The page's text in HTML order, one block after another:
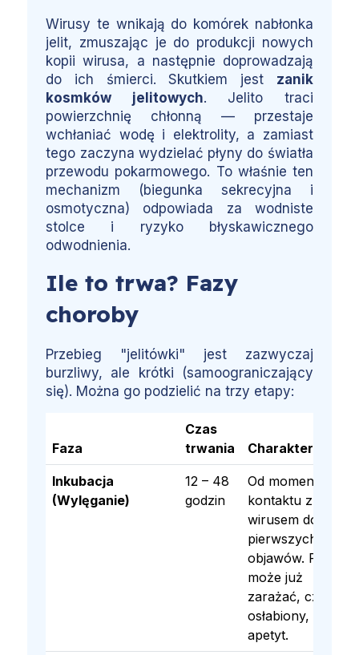
Wirusy te wnikają do komórek nabłonka
jelit, zmuszając je do produkcji nowych
kopii wirusa, a następnie doprowadzają
do ich śmierci. Skutkiem jest zanik
kosmków jelitowych. Jelito traci
powierzchnię chłonną — przestaje
wchłaniać wodę i elektrolity, a zamiast
tego zaczyna wydzielać płyny do światła
przewodu pokarmowego. To właśnie ten
mechanizm (biegunka sekrecyjna i
osmotyczna) odpowiada za wodniste
stolce i ryzyko błyskawicznego
odwodnienia.
Ile to trwa? Fazy
choroby
Przebieg "jelitówki" jest zazwyczaj
burzliwy, ale krótki (samoograniczający
się). Można go podzielić na trzy etapy:
Faza
Czas
trwania
Charakterystyka
Inkubacja
(Wylęganie)
12 – 48
godzin
Od momentu
kontaktu z
wirusem do
pierwszych
objawów. Pacjent
może już
zarażać, czuje się
osłabiony, traci
apetyt.